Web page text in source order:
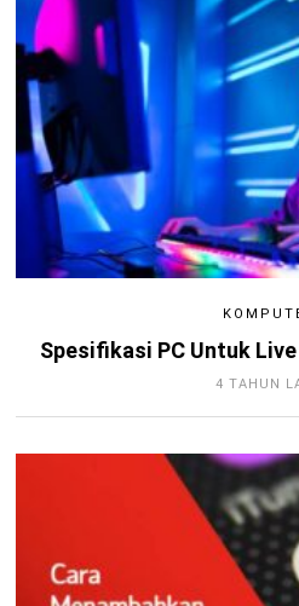
Spesifikasi PC Untuk
4 TAHUN